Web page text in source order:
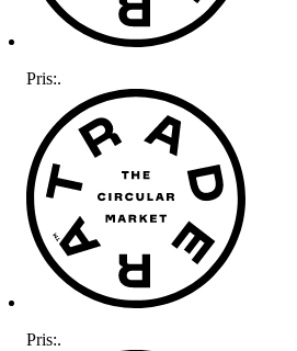
Pris:.
Pris:.